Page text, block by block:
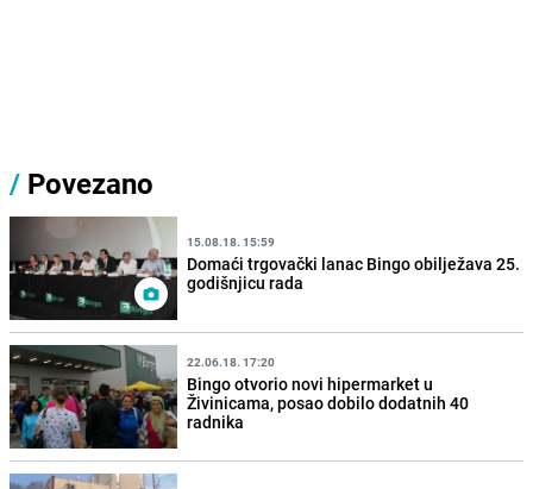
/ Povezano
15.08.18. 15:59
Domaći trgovački lanac Bingo obilježava 25.
godišnjicu rada
22.06.18. 17:20
Bingo otvorio novi hipermarket u
Živinicama, posao dobilo dodatnih 40
radnika